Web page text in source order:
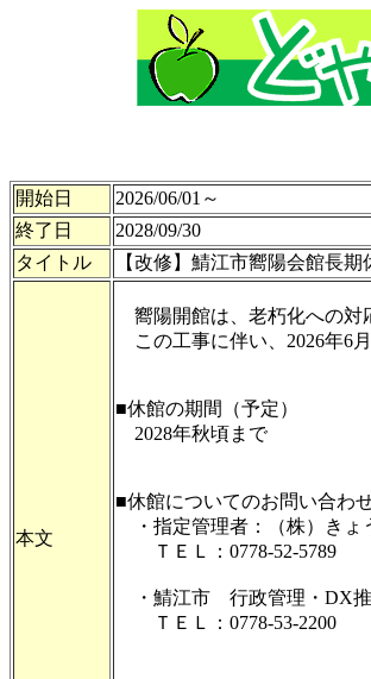
開始日
2026/06/01～
終了日
2028/09/30
タイトル
【改修】鯖江市嚮陽会館長
本文
嚮陽開館は、老朽化への対
この工事に伴い、2026年6
■休館の期間（予定）
2028年秋頃まで
■休館についてのお問い合わ
・指定管理者：（株）きょ
ＴＥＬ：0778-52-5789
・鯖江市 行政管理・DX
ＴＥＬ：0778-53-2200